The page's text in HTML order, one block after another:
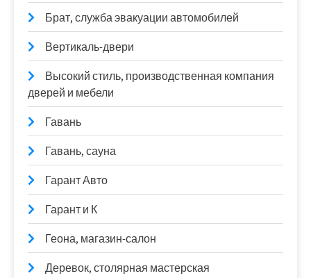
Брат, служба эвакуации автомобилей
Вертикаль-двери
Высокий стиль, производственная компания
дверей и мебели
Гавань
Гавань, сауна
Гарант Авто
Гарант и К
Геона, магазин-салон
Деревок, столярная мастерская